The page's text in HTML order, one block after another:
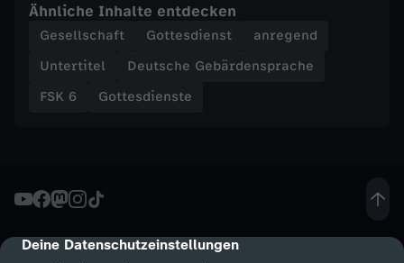
cmp-dialog-description
Deine Datenschutzeinstellungen
m
m
Ähnliche Inhalte entdecken
Gesellschaft Gottesdienst
anregend
Untertitel
Deutsche Gebärdensprache
FSK 6
Gottesdienste